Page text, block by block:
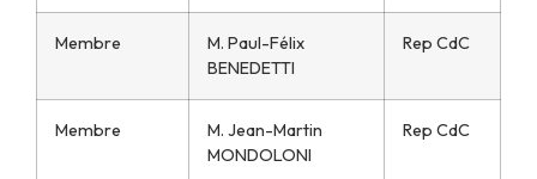
Membre
M. Paul-Félix
BENEDETTI
Rep CdC
Membre
M. Jean-Martin
MONDOLONI
Rep CdC